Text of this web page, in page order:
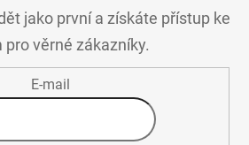
jako první a získáte přístup ke
pro věrné zákazníky.
E-mail